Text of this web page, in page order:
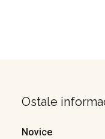
Ostale
Novice